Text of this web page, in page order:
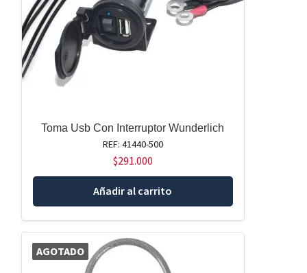
Toma Usb Con Interruptor Wunderlich
REF: 41440-500
$291.000
Añadir al carrito
AGOTADO